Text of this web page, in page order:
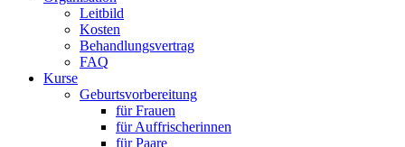
Leitbild
Kosten
Behandlungsvertrag
FAQ
Kurse
Geburtsvorbereitung
für Frauen
für Auffrischerinnen
für Paare